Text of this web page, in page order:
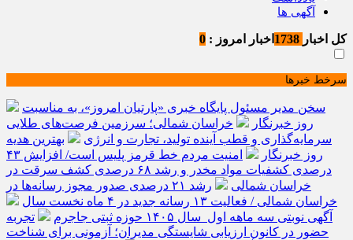
آگهی ها
کل اخبار اخبار امروز : 0
سرخط خبرها
سخن مدیر مسئول پایگاه خبری «پارتیان امروز»، به مناسبت
روز خبرنگار
خراسان شمالی؛ سرزمین فرصت‌های طلایی
سرمایه‌گذاری و قطب آینده تولید، تجارت و انرژی
بهترین هدیه
روز خبرنگار
امنیت مردم خط قرمز پلیس است/ افزایش ۴۳
درصدی کشفیات مواد مخدر و رشد ۶۸ درصدی کشف سرقت در
خراسان شمالی
رشد ۲۱ درصدی صدور مجوز رسانه‌ها در
خراسان شمالی / فعالیت ۱۳ رسانه جدید در ۴ ماه نخست سال
آگهی نوبتی سه ماهه اول سال ۱۴۰۵ حوزه ثبتی جاجرم
تجربه
حضور در کانون ارزیابی شایستگی مدیران؛ آزمونی برای شناخت